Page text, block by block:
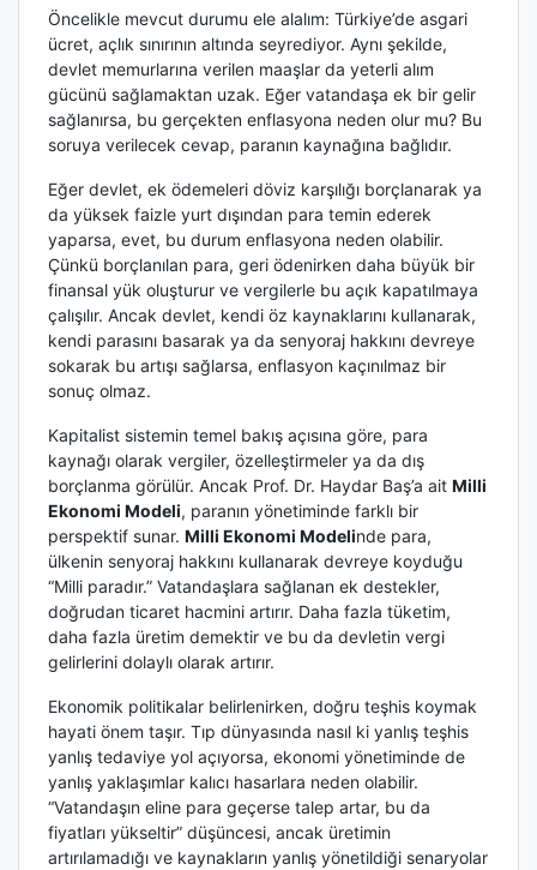
Öncelikle mevcut durumu ele alalım: Türkiye’de asgari
ücret, açlık sınırının altında seyrediyor. Aynı şekilde,
devlet memurlarına verilen maaşlar da yeterli alım
gücünü sağlamaktan uzak. Eğer vatandaşa ek bir gelir
sağlanırsa, bu gerçekten enflasyona neden olur mu? Bu
soruya verilecek cevap, paranın kaynağına bağlıdır.
Eğer devlet, ek ödemeleri döviz karşılığı borçlanarak ya
da yüksek faizle yurt dışından para temin ederek
yaparsa, evet, bu durum enflasyona neden olabilir.
Çünkü borçlanılan para, geri ödenirken daha büyük bir
finansal yük oluşturur ve vergilerle bu açık kapatılmaya
çalışılır. Ancak devlet, kendi öz kaynaklarını kullanarak,
kendi parasını basarak ya da senyoraj hakkını devreye
sokarak bu artışı sağlarsa, enflasyon kaçınılmaz bir
sonuç olmaz.
Kapitalist sistemin temel bakış açısına göre, para
kaynağı olarak vergiler, özelleştirmeler ya da dış
borçlanma görülür. Ancak Prof. Dr. Haydar Baş’a ait Milli
Ekonomi Modeli, paranın yönetiminde farklı bir
perspektif sunar. Milli Ekonomi Modelinde para,
ülkenin senyoraj hakkını kullanarak devreye koyduğu
“Milli paradır.” Vatandaşlara sağlanan ek destekler,
doğrudan ticaret hacmini artırır. Daha fazla tüketim,
daha fazla üretim demektir ve bu da devletin vergi
gelirlerini dolaylı olarak artırır.
Ekonomik politikalar belirlenirken, doğru teşhis koymak
hayati önem taşır. Tıp dünyasında nasıl ki yanlış teşhis
yanlış tedaviye yol açıyorsa, ekonomi yönetiminde de
yanlış yaklaşımlar kalıcı hasarlara neden olabilir.
“Vatandaşın eline para geçerse talep artar, bu da
fiyatları yükseltir” düşüncesi, ancak üretimin
artırılamadığı ve kaynakların yanlış yönetildiği senaryolar